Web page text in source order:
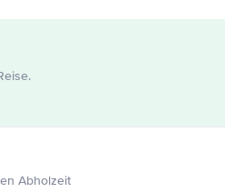
Abholzeit